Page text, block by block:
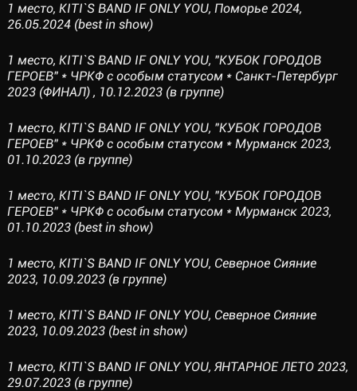
1 место, KITI`S BAND IF ONLY YOU, Поморье 2024,
26.05.2024 (best in show)
1 место, KITI`S BAND IF ONLY YOU, "КУБОК ГОРОДОВ
ГЕРОЕВ" * ЧРКФ с особым статусом * Санкт-Петербург
2023 (ФИНАЛ) , 10.12.2023 (в группе)
1 место, KITI`S BAND IF ONLY YOU, "КУБОК ГОРОДОВ
ГЕРОЕВ" * ЧРКФ с особым статусом * Мурманск 2023,
01.10.2023 (в группе)
1 место, KITI`S BAND IF ONLY YOU, "КУБОК ГОРОДОВ
ГЕРОЕВ" * ЧРКФ с особым статусом * Мурманск 2023,
01.10.2023 (best in show)
1 место, KITI`S BAND IF ONLY YOU, Северное Сияние
2023, 10.09.2023 (в группе)
1 место, KITI`S BAND IF ONLY YOU, Северное Сияние
2023, 10.09.2023 (best in show)
1 место, KITI`S BAND IF ONLY YOU, ЯНТАРНОЕ ЛЕТО 2023,
29.07.2023 (в группе)